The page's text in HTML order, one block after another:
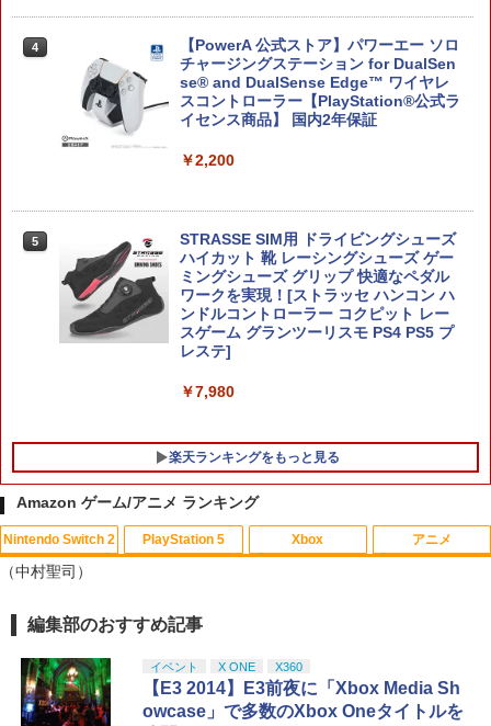
￥7,810
グダム Nintendo Switch 2 Edition 【S
任天堂 【Switch2】ゼルダの伝説 ティア
ーズ オブ ザ キングダム Nintendo Swit
ch 2 Edition [NXS-P-AXN7B NSW2 ゼ
ルダノデンセツ ティア-ズ オブ ザ キン
4
【PowerA 公式ストア】パワーエー ソロ
チャージングステーション for DualSen
se® and DualSense Edge™ ワイヤレ
スコントローラー【PlayStation®公式ラ
イセンス商品】 国内2年保証
￥2,200
5
STRASSE SIM用 ドライビングシューズ
ハイカット 靴 レーシングシューズ ゲー
ミングシューズ グリップ 快適なペダル
ワークを実現！[ストラッセ ハンコン ハ
ンドルコントローラー コクピット レー
スゲーム グランツーリスモ PS4 PS5 プ
レステ]
￥7,980
楽天ランキングをもっと見る
1
【中古】サカつく2002 J.LEAGUEプロ
￥418
2
Switch2 ケース スイッチ2 Nintendo 対
1
【中古】【Blu−ray】君の名は。 スタ
￥980
2
劇場版 転生したらスライムだった件 蒼
Amazon ゲーム/アニメ ランキング
Nintendo Switch 2
1
スプラトゥーン レイダース|オンライン
￥5,832
PlayStation 5
1
PlayStation 5 デジタル・エディション
ese only (CFI-2200B01)
￥55,000
Xbox
1
【純正品】Xbox ワイヤレス コントロー
￥8,300
アニメ
1
劇場版「鬼滅の刃」無限城編 第一章 猗
￥3,964
（中村聖司）
編集部のおすすめ記事
イベント X ONE X360
【E3 2014】E3前夜に「Xbox Media Sh
owcase」で多数のXbox Oneタイトルを